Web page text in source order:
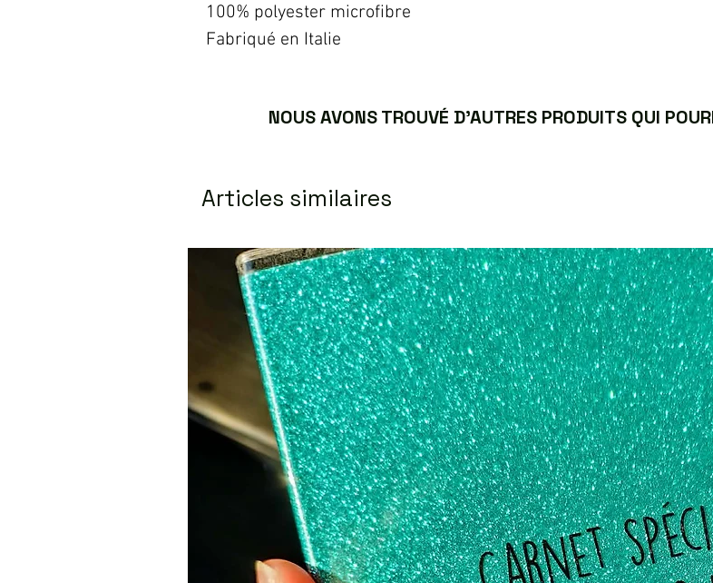
100% polyester microfibre
Fabriqué en Italie
NOUS AVONS TROUVÉ D’AUTRES PRODUITS QUI
Articles similaires